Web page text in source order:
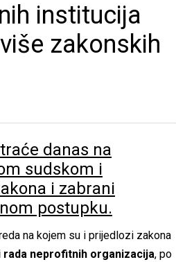
institucija
zakonskih
danas na
sudskom i
i zabrani
postupku.
na kojem su i prijedlozi zakona
neprofitnih organizacija, po